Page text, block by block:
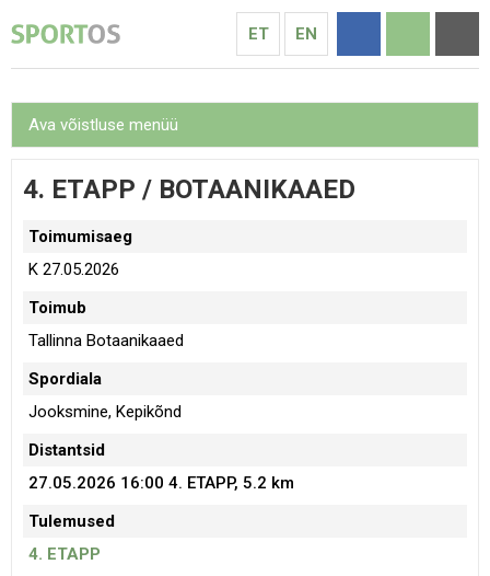
ET EN
Ava võistluse menüü
4. ETAPP / BOTAANIKAAED
Toimumisaeg
K 27.05.2026
Toimub
Tallinna Botaanikaaed
Spordiala
Jooksmine, Kepikõnd
Distantsid
27.05.2026 16:00 4. ETAPP, 5.2 km
Tulemused
4. ETAPP